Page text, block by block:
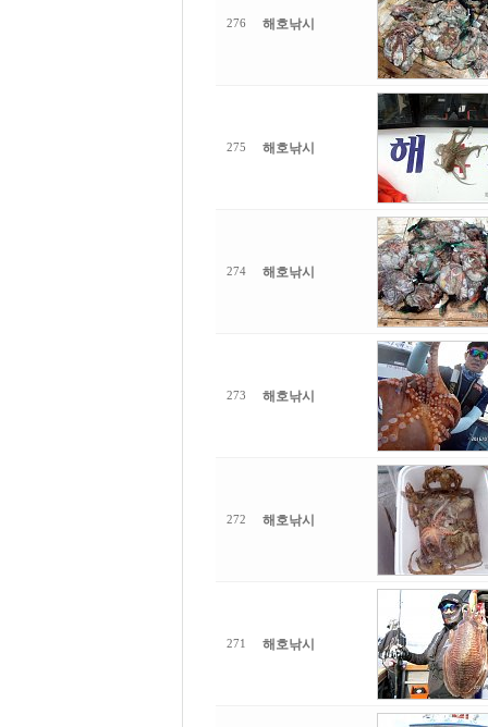
276 해호낚시
275 해호낚시
274 해호낚시
273 해호낚시
272 해호낚시
271 해호낚시